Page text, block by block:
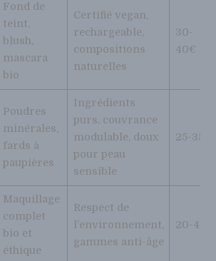
Fond de
teint,
blush,
mascara
bio
Certifié vegan,
rechargeable,
compositions
naturelles
30-
40€
Poudres
minérales,
fards à
paupières
Ingrédients
purs, couvrance
modulable, doux
pour peau
sensible
25-35€
Maquillage
complet
bio et
éthique
Respect de
l’environnement,
gammes anti-âge
20-45€